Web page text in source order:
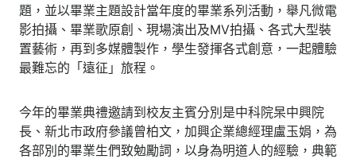
題，並以畢業主題設計當年度的畢業系列活動，舉凡微電
影拍攝、畢業歌原創、現場演出及MV拍攝、各式大型裝
置藝術，再到多媒體製作，學生發揮各式創意，一起體驗
最難忘的「遠征」旅程。
今年的畢業典禮邀請到校友主賓分別是中科院杲中興院
長、新北市政府參議曾柏文，加興企業總經理盧玉娟，為
各部別的畢業生們致勉勵詞，以身為明道人的經驗，典範